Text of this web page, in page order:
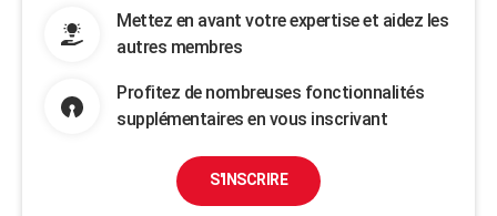
Mettez en avant votre expertise et aidez les
autres membres
Profitez de nombreuses fonctionnalités
supplémentaires en vous inscrivant
S'INSCRIRE